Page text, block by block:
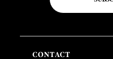
CONTACT